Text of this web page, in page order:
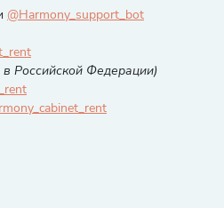
@Harmony_support_bot
Российской Федерации)